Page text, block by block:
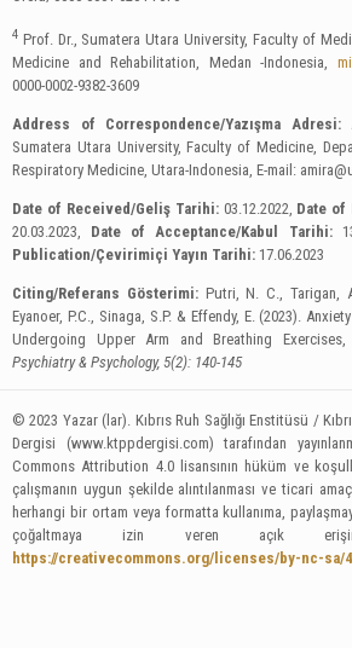
4 Prof. Dr., Sumatera Utara University, Faculty of
Medicine and Rehabilitation, Medan -Indonesia,
0000-0002-9382-3609
Address of Correspondence/Yazışma Adresi:
Sumatera Utara University, Faculty of Medicine,
Respiratory Medicine, Utara-Indonesia, E-mail:
Date of Received/Geliş Tarihi: 03.12.2022, Date of
20.03.2023, Date of Acceptance/Kabul Tarihi:
Publication/Çevirimiçi Yayın Tarihi: 17.06.2023
Citing/Referans Gösterimi:Putri, N. C., Tarigan,
Eyanoer, P.C., Sinaga, S.P. & Effendy, E. (2023).
Undergoing Upper Arm and Breathing
Psychiatry & Psychology, 5(2): 140-145
© 2023 Yazar (lar). Kıbrıs Ruh Sağlığı Enstitüsü /
Dergisi (www.ktppdergisi.com) tarafından
Commons Attribution 4.0 lisansının hüküm ve
çalışmanın uygun şekilde alıntılanması ve ticari
herhangi bir ortam veya formatta kullanıma,
çoğaltmaya izin veren açık
https://creativecommons.org/licenses/by-nc-sa/